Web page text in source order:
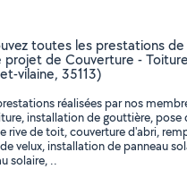
toutes les prestations
de Couverture -
vilaine, 35113)
réalisées par nos
installation de gouttière, pose
rive de toit, couverture d'abri,
velux, installation de panneau
solaire, ..